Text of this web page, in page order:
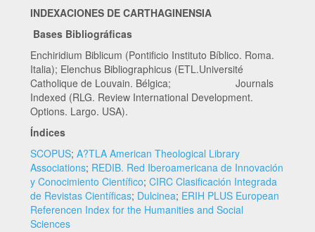
INDEXACIONES DE CARTHAGINENSIA
Bases Bibliográficas
Enchiridium Biblicum (Pontificio Instituto Bíblico. Roma.
Italia); Elenchus Bibliographicus (ETL.Université
Catholique de Louvain. Bélgica; Journals
Indexed (RLG. Review International Development.
Options. Largo. USA).
Índices
SCOPUS; A?TLA American Theological Library
Associations; REDIB. Red Iberoamericana de Innovación
y Conocimiento Científico; CIRC Clasificación Integrada
de Revistas Científicas; Dulcinea; ERIH PLUS European
Referencen Index for the Humanities and Social
Sciences